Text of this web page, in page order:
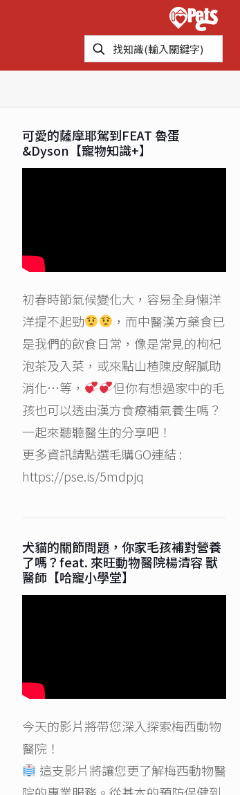
可愛的薩摩耶駕到FEAT 魯蛋
&Dyson【寵物知識+】
初春時節氣候變化大，容易全身懶洋
洋提不起勁
，而中醫漢方藥食已
是我們的飲食日常，像是常見的枸杞
泡茶及入菜，或來點山楂陳皮解膩助
消化…等，
但你有想過家中的毛
孩也可以透由漢方食療補氣養生嗎？
一起來聽聽醫生的分享吧！
更多資訊請點選毛購GO連結 :
https://pse.is/5mdpjq
犬貓的關節問題，你家毛孩補對營養
了嗎？feat. 來旺動物醫院楊清容 獸
醫師【哈寵小學堂】
今天的影片將帶您深入探索梅西動物
醫院！
這支影片將讓您更了解梅西動物醫